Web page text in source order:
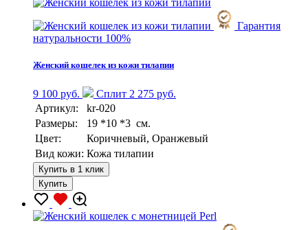
Гарантия
натуральности 100%
Женский кошелек из кожи тилапии
9 100 руб.
Сплит 2 275 руб.
Артикул:
kr-020
Размеры:
19 *10 *3 см.
Цвет:
Коричневый, Оранжевый
Вид кожи: Кожа тилапии
Купить в 1 клик
Купить